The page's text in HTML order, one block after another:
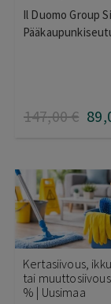
Il Duomo Group
147,00€ 89
Kertasiivous,
tai
% | Uusimaa